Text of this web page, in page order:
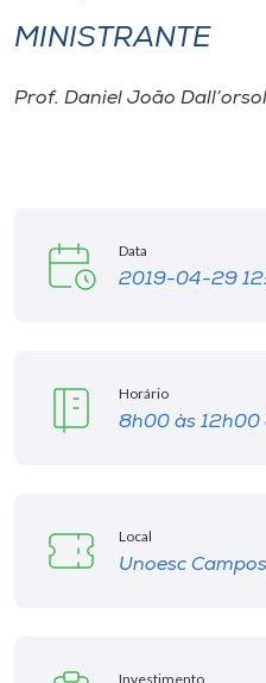
MINISTRANTE
Prof. Daniel João
Data
2019-04-29
Horário
8h00 às 12h00
Local
Unoesc
Investimento